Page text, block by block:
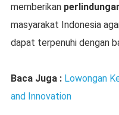
memberikan
masyarakat Indonesia
dapat terpenuhi dengan
Baca Juga : Lowongan
and Innovation